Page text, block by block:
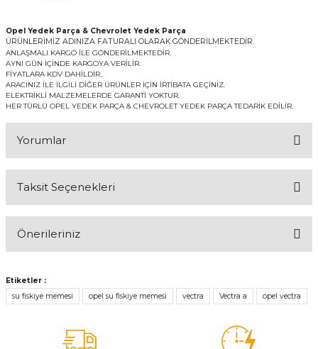
Opel Yedek Parça & Chevrolet Yedek Parça
ÜRÜNLERİMİZ ADINIZA FATURALI OLARAK GÖNDERİLMEKTEDİR.
ANLAŞMALI KARGO İLE GÖNDERİLMEKTEDİR.
AYNI GÜN İÇİNDE KARGOYA VERİLİR.
FİYATLARA KDV DAHİLDİR..
ARACINIZ İLE İLGİLİ DİĞER ÜRÜNLER İÇİN İRTİBATA GEÇİNİZ.
ELEKTRİKLİ MALZEMELERDE GARANTİ YOKTUR.
HER TÜRLÜ OPEL YEDEK PARÇA & CHEVROLET YEDEK PARÇA TEDARİK EDİLİR.
Yorumlar
Taksit Seçenekleri
Önerileriniz
konularda yetersiz gördüğünüz noktaları öneri formunu kullanarak
tarafımıza iletebilirsiniz.
Görüş ve önerileriniz için teşekkür ederiz.
Ürün resmi kalitesiz, bozuk veya görüntülenemiyor.
Etiketler :
su fıskiye memesi
opel su fiskiye memesi vectra Vectra a opel vectra